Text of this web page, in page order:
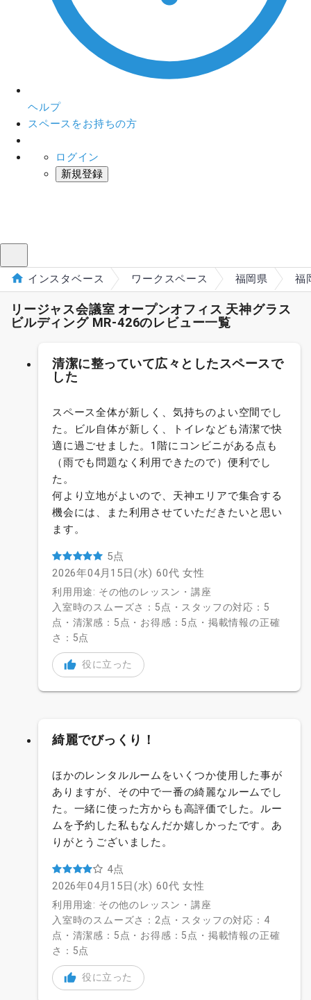
ヘルプ
スペースをお持ちの方
ログイン
新規登録
インスタベース ワークスペース 福岡県 福
リージャス会議室 オープンオフィス 天神グラス
ビルディング MR-426のレビュー一覧
清潔に整っていて広々としたスペースで
した
スペース全体が新しく、気持ちのよい空間でし
た。ビル自体が新しく、トイレなども清潔で快
適に過ごせました。1階にコンビニがある点も
（雨でも問題なく利用できたので）便利でし
た。
何より立地がよいので、天神エリアで集合する
機会には、また利用させていただきたいと思い
ます。
5点
2026年04月15日(水) 60代 女性
利用用途: その他のレッスン・講座
入室時のスムーズさ：5点・スタッフの対応：5
点・清潔感：5点・お得感：5点・掲載情報の正確
さ：5点
役に立った
綺麗でびっくり！
ほかのレンタルルームをいくつか使用した事が
ありますが、その中で一番の綺麗なルームでし
た。一緒に使った方からも高評価でした。ルー
ムを予約した私もなんだか嬉しかったです。あ
りがとうございました。
4点
2026年04月15日(水) 60代 女性
利用用途: その他のレッスン・講座
入室時のスムーズさ：2点・スタッフの対応：4
点・清潔感：5点・お得感：5点・掲載情報の正確
さ：5点
役に立った